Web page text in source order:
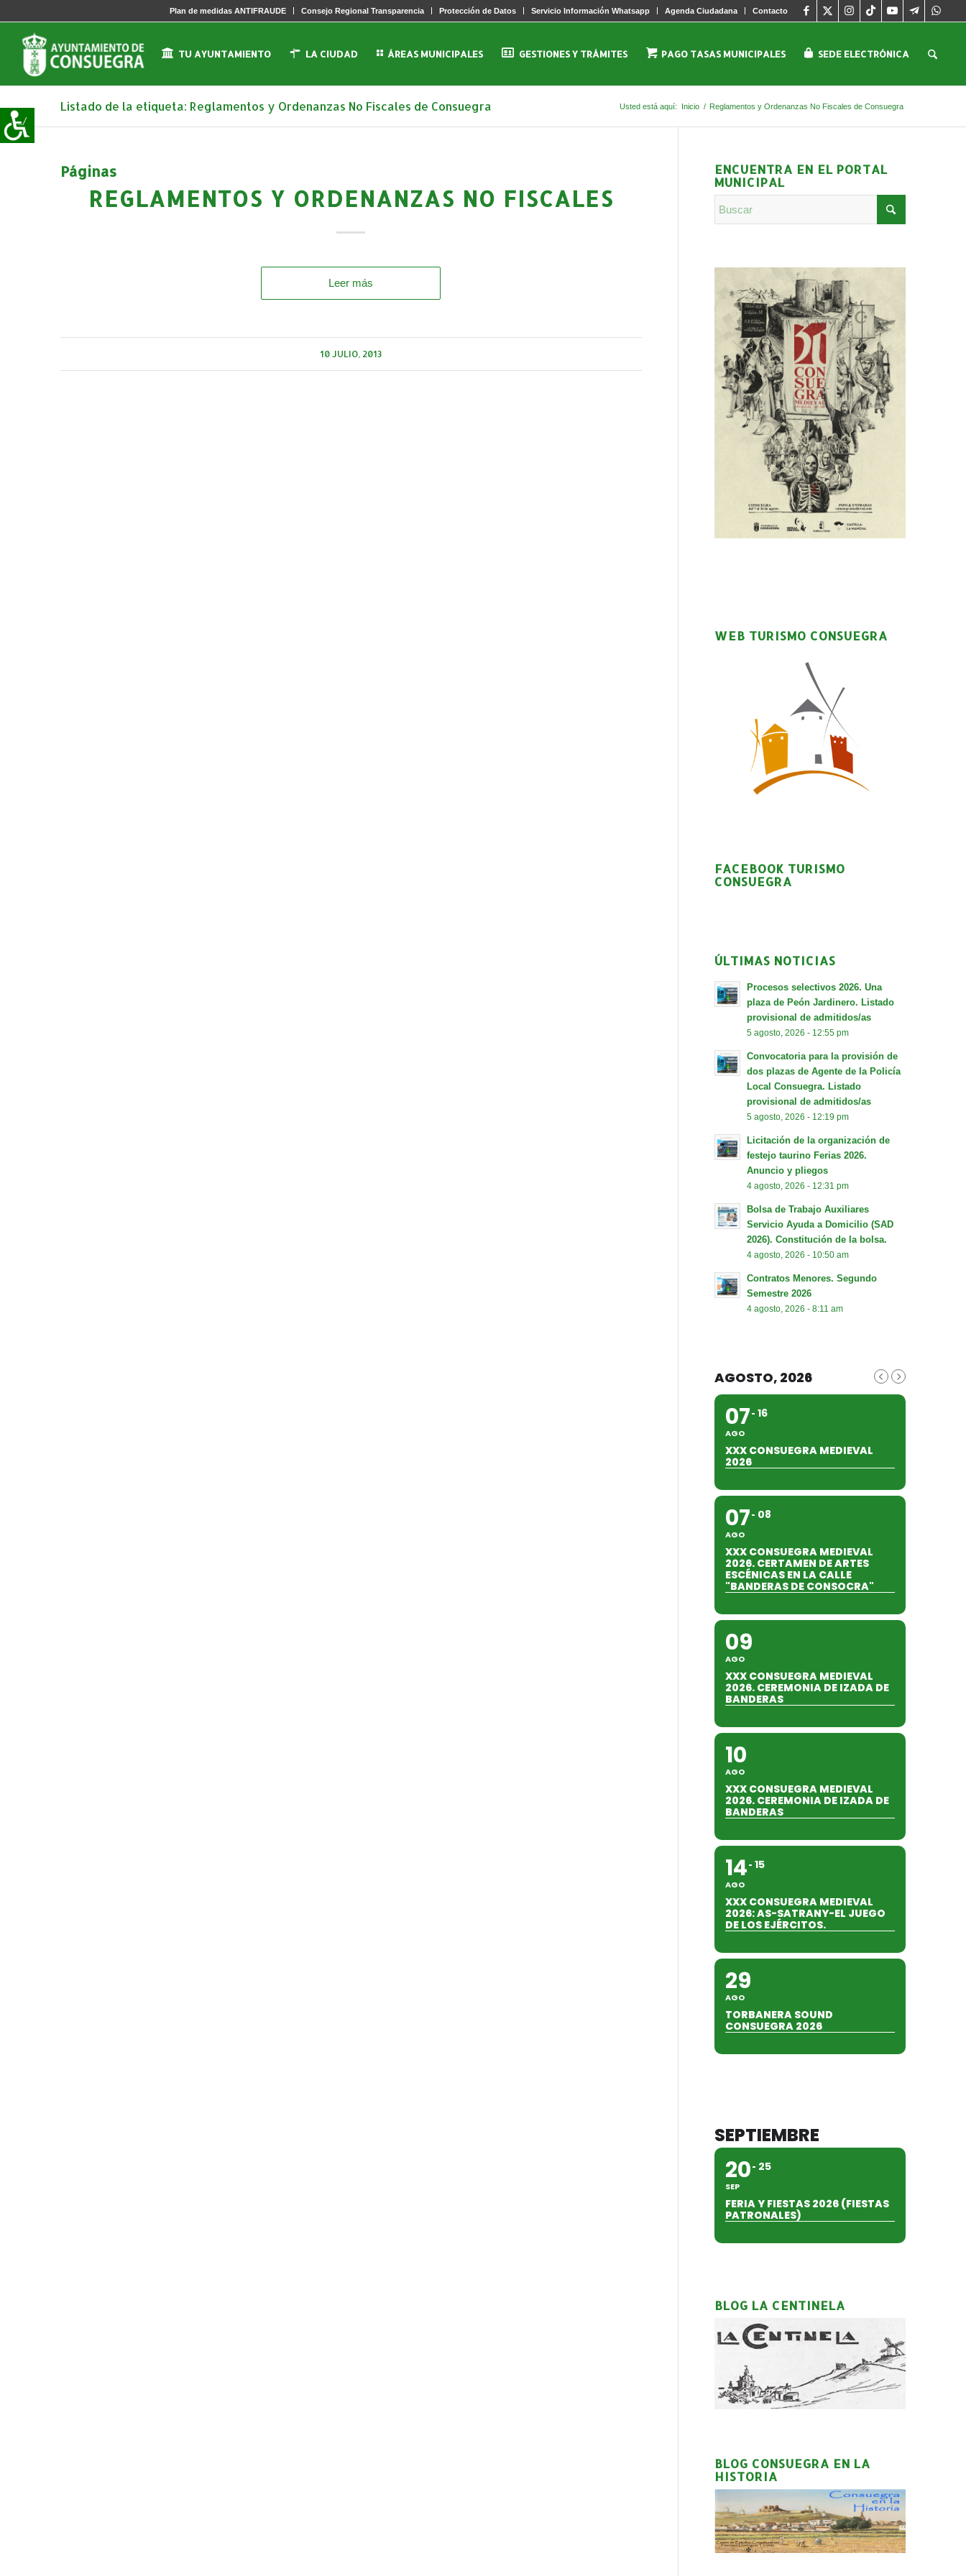
Plan de medidas ANTIFRAUDE Consejo Regional Transparencia Protección de Datos Servicio Información Whatsapp Agenda Ciudadana Contacto
TU AYUNTAMIENTO LA CIUDAD ÁREAS MUNICIPALES GESTIONES Y TRÁMITES PAGO TASAS MUNICIPALES SEDE ELECTRÓNICA
Listado de la etiqueta: Reglamentos y Ordenanzas No Fiscales de Consuegra Usted está aquí: Inicio / Reglamentos y Ordenanzas No Fiscales de Consuegra
Páginas
REGLAMENTOS Y ORDENANZAS NO FISCALES
Leer más
10 JULIO, 2013
ENCUENTRA EN EL PORTAL
MUNICIPAL
WEB TURISMO CONSUEGRA
FACEBOOK TURISMO
CONSUEGRA
ÚLTIMAS NOTICIAS
Procesos selectivos 2026. Una
plaza de Peón Jardinero. Listado
provisional de admitidos/as
5 agosto, 2026 - 12:55 pm
Convocatoria para la provisión de
dos plazas de Agente de la Policía
Local Consuegra. Listado
provisional de admitidos/as
5 agosto, 2026 - 12:19 pm
Licitación de la organización de
festejo taurino Ferias 2026.
Anuncio y pliegos
4 agosto, 2026 - 12:31 pm
Bolsa de Trabajo Auxiliares
Servicio Ayuda a Domicilio (SAD
2026). Constitución de la bolsa.
4 agosto, 2026 - 10:50 am
Contratos Menores. Segundo
Semestre 2026
4 agosto, 2026 - 8:11 am
AGOSTO, 2026
07
AGO
16
XXX CONSUEGRA MEDIEVAL
2026
07
AGO
08
XXX CONSUEGRA MEDIEVAL
2026. CERTAMEN DE ARTES
ESCÉNICAS EN LA CALLE
"BANDERAS DE CONSOCRA"
09
AGO
XXX CONSUEGRA MEDIEVAL
2026. CEREMONIA DE IZADA DE
BANDERAS
10
AGO
XXX CONSUEGRA MEDIEVAL
2026. CEREMONIA DE IZADA DE
BANDERAS
14
AGO
15
XXX CONSUEGRA MEDIEVAL
2026: AS-SATRANY-EL JUEGO
DE LOS EJÉRCITOS.
29
AGO
TORBANERA SOUND
CONSUEGRA 2026
SEPTIEMBRE
20
SEP
25
FERIA Y FIESTAS 2026 (FIESTAS
PATRONALES)
BLOG LA CENTINELA
BLOG CONSUEGRA EN LA
HISTORIA